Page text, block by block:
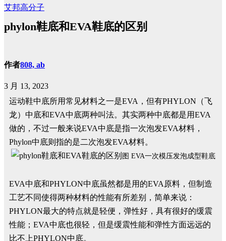
艾邦高分子
phylon鞋底和EVA鞋底的区别
作者808, ab
3 月 13, 2023
运动鞋中底所用常见材料之一是EVA，但有PHYLON（飞
龙）中底和EVA中底两种叫法。其实两种中底都是用EVA
做的，不过一般来说EVA中底是指一次泡发EVA材料，
Phylon中底则指的是二次泡发EVA材料。
图 EVA一次模压发泡成型鞋底
EVA中底和PHYLON中底虽然都是用的EVA原料，但制造
工艺不同使得两种材料的性能有所差别，简单来说：
PHYLON最大的特点就是轻便，弹性好，具有很好的缓震
性能；EVA中底也很轻，但是缓震性能和弹性方面远远的
比不上PHYLON中底。